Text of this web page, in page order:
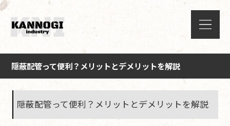
隠蔽配管って便利？メリットとデメリットを解説
隠蔽配管って便利？メリットとデメリットを解説